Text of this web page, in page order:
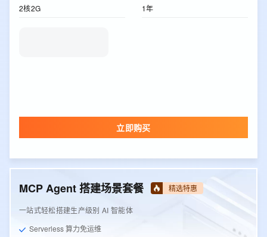
2核2G 1年
立即购买
MCP Agent 搭建场景套餐 精选特惠
一站式轻松搭建生产级别 AI 智能体
Serverless 算力免运维